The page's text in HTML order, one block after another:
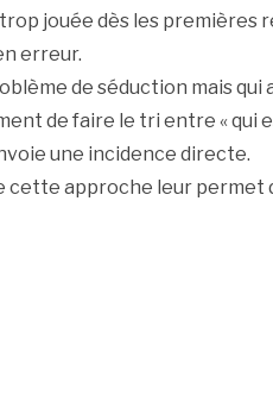
trop jouée dès les
erreur.
de séduction mais
de faire le tri entre « qui
une incidence directe.
cette approche leur permet